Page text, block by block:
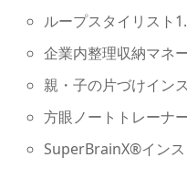
ループスタイリスト
企業内整理収納マネ
親・⼦の⽚づけイン
方眼ノートトレーナ
SuperBrainX®イン